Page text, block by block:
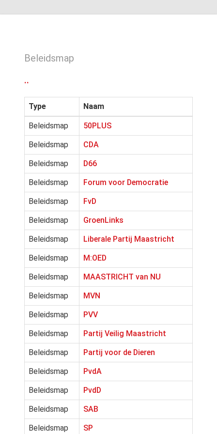
Beleidsmap
..
Type Naam
Beleidsmap 50PLUS
Beleidsmap CDA
Beleidsmap D66
Beleidsmap Forum voor Democratie
Beleidsmap FvD
Beleidsmap GroenLinks
Beleidsmap Liberale Partij Maastricht
Beleidsmap M:OED
Beleidsmap MAASTRICHT van NU
Beleidsmap MVN
Beleidsmap PVV
Beleidsmap Partij Veilig Maastricht
Beleidsmap Partij voor de Dieren
Beleidsmap PvdA
Beleidsmap PvdD
Beleidsmap SAB
Beleidsmap SP